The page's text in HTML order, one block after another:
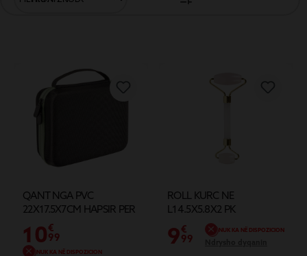
QANT NGA PVC
22X17.5X7CM HAPSIR PER
30 SHISHE
10€
99
NUK KA NË DISPOZICION
ROLL KURC NE
L14.5X5.8X2 PK
9€
99
NUK KA NË DISPOZICION